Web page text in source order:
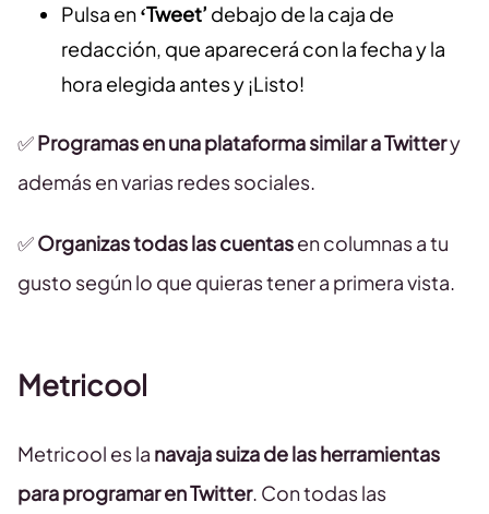
Pulsa en‘Tweet’ debajo de la caja de
redacción, que aparecerá con la fecha y la
hora elegida antes y ¡Listo!
✅Programas en una plataforma similar a Twittery
además en varias redes sociales.
✅Organizas todas las cuentasen columnas a tu
gusto según lo que quieras tener a primera vista.
Metricool
Metricool es la navaja suiza de las herramientas
para programar en Twitter. Con todas las